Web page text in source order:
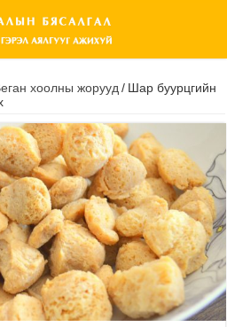
хоолны жорууд / Шар буурцгийн